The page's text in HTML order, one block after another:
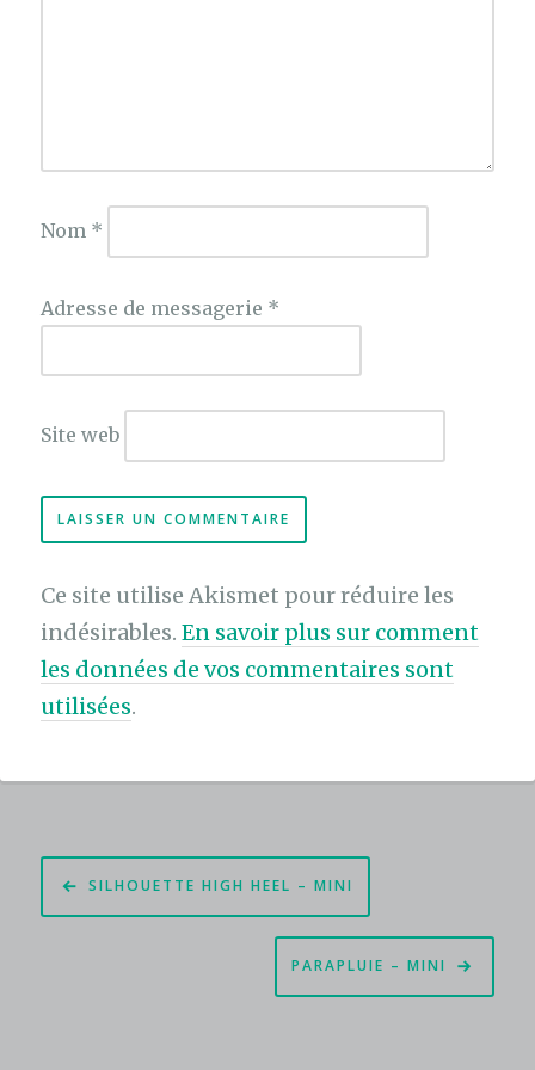
Nom *
Adresse de messagerie *
Site web
Ce site utilise Akismet pour réduire les
indésirables.En savoir plus sur comment
les données de vos commentaires sont
utilisées.
Navigation
de
SILHOUETTE HIGH HEEL – MINI
PARAPLUIE – MINI